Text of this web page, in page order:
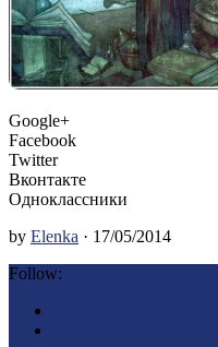
Google+
Facebook
Twitter
Вконтакте
Одноклассники
by Elenka · 17/05/2014
Follow: